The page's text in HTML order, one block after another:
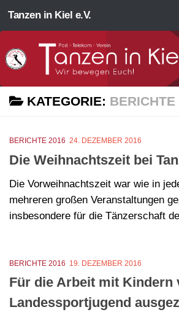
Zum Inhalt springen
Tanzen in Kiel e.V.
KATEGORIE: BERICHTE
BERICHTE 2016 24. DEZEMBER 2016
Die Weihnachtszeit bei
Die Vorweihnachtszeit war wie in
mehreren großen Veranstaltungen
insbesondere für die Tänzerschaft
BERICHTE 2016 19. DEZEMBER 2016
Für die Arbeit mit Kindern
Landessportjugend